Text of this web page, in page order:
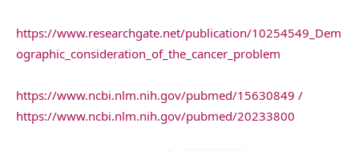
https://www.researchgate.net/publication/10254549_Dem
ographic_consideration_of_the_cancer_problem
https://www.ncbi.nlm.nih.gov/pubmed/15630849 /
https://www.ncbi.nlm.nih.gov/pubmed/20233800